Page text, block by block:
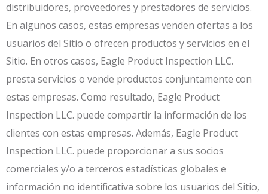
distribuidores, proveedores y prestadores de servicios.
En algunos casos, estas empresas venden ofertas a los
usuarios del Sitio o ofrecen productos y servicios en el
Sitio. En otros casos, Eagle Product Inspection LLC.
presta servicios o vende productos conjuntamente con
estas empresas. Como resultado, Eagle Product
Inspection LLC. puede compartir la información de los
clientes con estas empresas. Además, Eagle Product
Inspection LLC. puede proporcionar a sus socios
comerciales y/o a terceros estadísticas globales e
información no identificativa sobre los usuarios del Sitio,